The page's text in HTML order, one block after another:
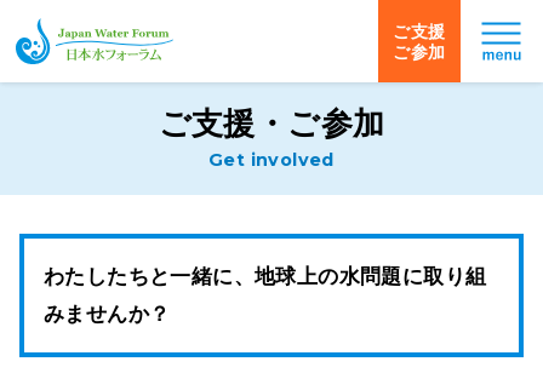
日本水フォーラム
ご支援
ご参加
ご支援・ご参加
Get involved
わたしたちと一緒に、地球上の水問題に取り組
みませんか？